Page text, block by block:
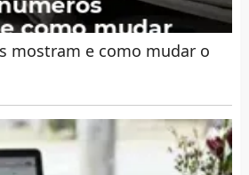
mostram e como mudar o